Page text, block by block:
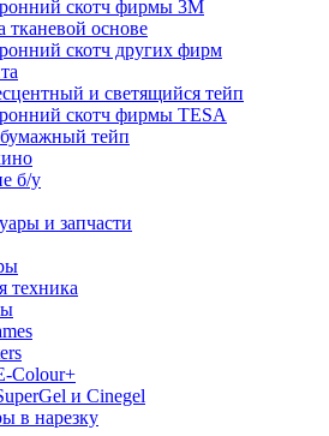
скотч фирмы 3M
тканевой основе
скотч других фирм
и светящийся тейп
скотч фирмы TESA
тейп
б/у
и запчасти
техника
Colour+
и Cinegel
в нарезку